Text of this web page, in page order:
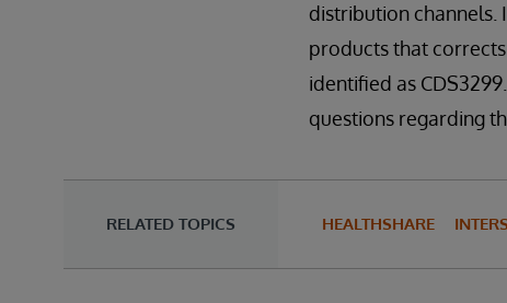
distribution channels.
products that
identified as
questions regarding
RELATED TOPICS HEALTHSHARE